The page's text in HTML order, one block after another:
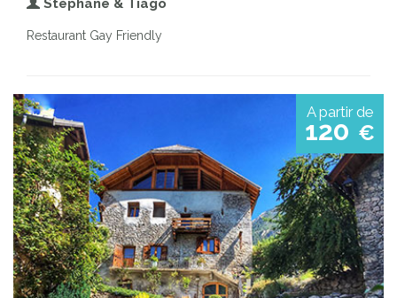
Stéphane & Tiago
Restaurant Gay Friendly
A partir de
120 €